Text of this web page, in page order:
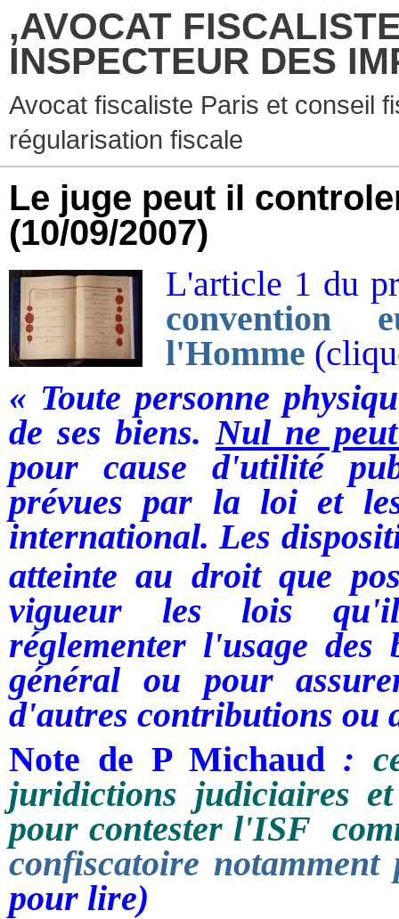
,AVOCAT
INSPECTEUR DES
Avocat fiscaliste Paris et conseil
régularisation fiscale
Le juge peut il
(10/09/2007)
L'article 1 du
convention
l'Homme
« Toute personne
de ses biens.Nul ne
pour cause d'utilité
prévues par la loi et
international. Les
atteinte au droit que
vigueur les lois
réglementer l'usage
général ou pour
d'autres contributions ou
Note de P Michaud :
juridictions judiciaires
pour contester l'ISF
confiscatoire notamment
pour lire)